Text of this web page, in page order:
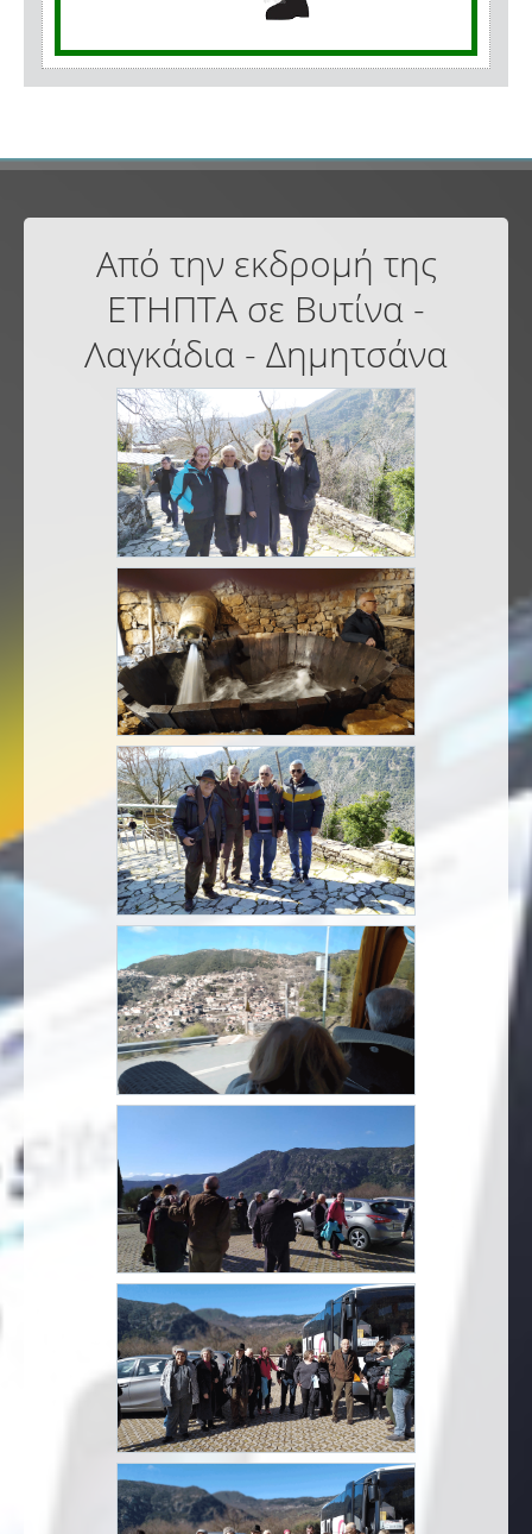
Από την εκδρομή της
ΕΤΗΠΤΑ σε Βυτίνα -
Λαγκάδια - Δημητσάνα